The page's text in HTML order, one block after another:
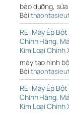
bảo dưỡng,
Bởi
RE: Máy Ép
Chính Hãng,
Kim Loại Chính
máy tạo hình
Bởi
RE: Máy Ép
Chính Hãng,
Kim Loại Chính